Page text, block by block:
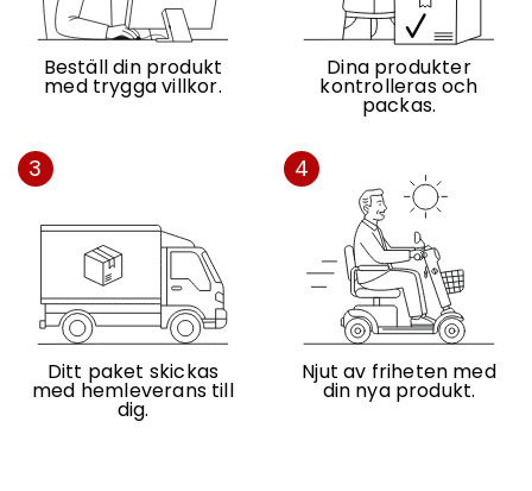
Beställ din produkt
med trygga villkor.
Dina produkter
kontrolleras och
packas.
3
Ditt paket skickas
med hemleverans till
dig.
4
Njut av friheten med
din nya produkt.